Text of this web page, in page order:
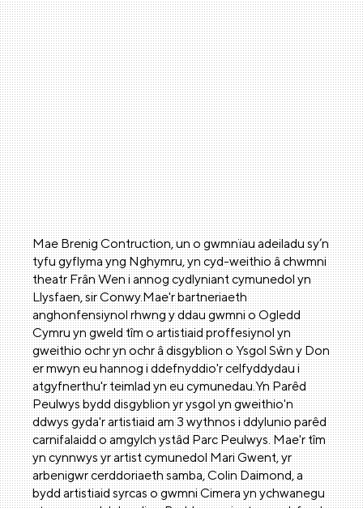
Mae Brenig Contruction, un o gwmnïau adeiladu sy’n
tyfu gyflyma yng Nghymru, yn cyd-weithio â chwmni
theatr Frân Wen i annog cydlyniant cymunedol yn
Llysfaen, sir Conwy.Mae'r bartneriaeth
anghonfensiynol rhwng y ddau gwmni o Ogledd
Cymru yn gweld tîm o artistiaid proffesiynol yn
gweithio ochr yn ochr â disgyblion o Ysgol Sŵn y Don
er mwyn eu hannog i ddefnyddio'r celfyddydau i
atgyfnerthu'r teimlad yn eu cymunedau.Yn Parêd
Peulwys bydd disgyblion yr ysgol yn gweithio'n
ddwys gyda'r artistiaid am 3 wythnos i ddylunio parêd
carnifalaidd o amgylch ystâd Parc Peulwys. Mae'r tîm
yn cynnwys yr artist cymunedol Mari Gwent, yr
arbenigwr cerddoriaeth samba, Colin Daimond, a
bydd artistiaid syrcas o gwmni Cimera yn ychwanegu